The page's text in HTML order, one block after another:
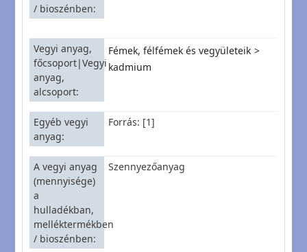
/ bioszénben
Vegyi anyag,
főcsoport|Vegyi
anyag,
alcsoport
Fémek, félfémek és vegyületeik
kadmium
Egyéb vegyi
anyag
Forrás: [1]
A vegyi anyag
(mennyisége)
a
hulladékban,
melléktermékben
/ bioszénben
Szennyezőanyag